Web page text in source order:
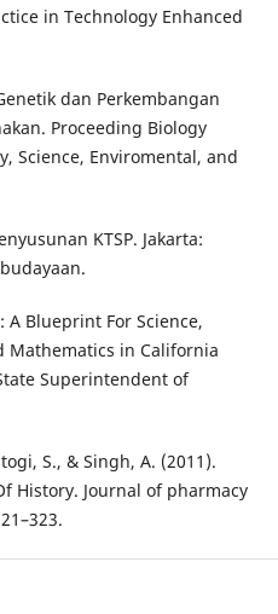
in Technology Enhanced
dan Perkembangan
Proceeding Biology
Science, Enviromental, and
KTSP. Jakarta:
A Blueprint For Science,
Mathematics in California
Superintendent of
S., & Singh, A. (2011).
History. Journal of pharmacy